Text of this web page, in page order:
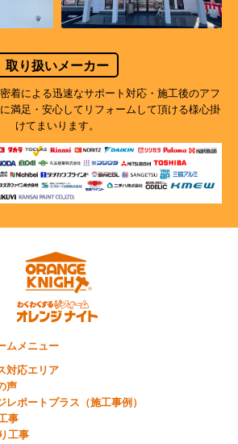
取り扱いメーカー
着による迅速なサポート対応・施工後のアフ
満足・安心してリフォームして頂ける様心掛
けてまいります。
ムメニュー
対応エリア
声
レポートプラス（施工事例）
事
工事